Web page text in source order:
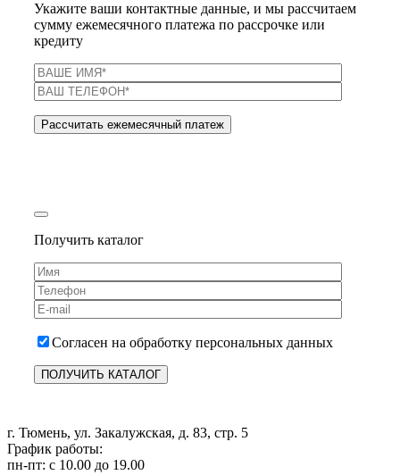
Укажите ваши контактные данные, и мы рассчитаем
сумму ежемесячного платежа по рассрочке или
кредиту
Получить каталог
Согласен на обработку персональных данных
г. Тюмень, ул. Закалужская, д. 83, стр. 5
График работы:
пн-пт: с 10.00 до 19.00